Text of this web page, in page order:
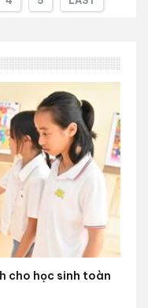
cho học sinh toàn